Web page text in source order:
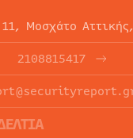
Μοσχάτο
2108815417